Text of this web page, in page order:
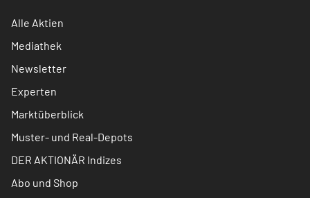
Alle Aktien
Mediathek
Newsletter
Experten
Marktüberblick
Muster- und Real-Depots
DER AKTIONÄR Indizes
Abo und Shop